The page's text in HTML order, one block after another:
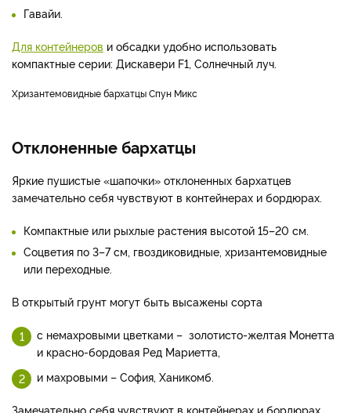
Гавайи.
Для контейнеров и обсадки удобно использовать
компактные серии: Дискавери F1, Солнечный луч.
Хризантемовидные бархатцы Спун Микс
Отклоненные бархатцы
Яркие пушистые «шапочки» отклоненных бархатцев
замечательно себя чувствуют в контейнерах и бордюрах.
Компактные или рыхлые растения высотой 15–20 см.
Соцветия по 3–7 см, гвоздиковидные, хризантемовидные
или переходные.
В открытый грунт могут быть высажены сорта
с немахровыми цветками – золотисто-желтая Монетта
и красно-бордовая Ред Мариетта,
и махровыми – София, Ханикомб.
Замечательно себя чувствуют в контейнерах и бордюрах.